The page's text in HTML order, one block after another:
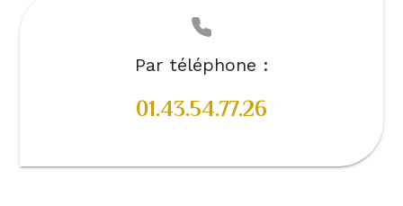
Par téléphone :
01.43.54.77.26